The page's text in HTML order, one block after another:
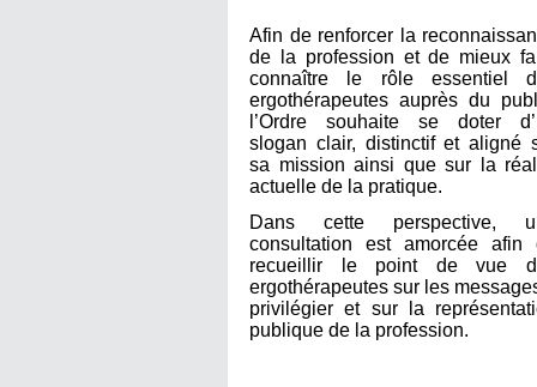
Afin de renforcer la
de la profession et de mieux
connaître le rôle essentiel
ergothérapeutes auprès du
l’Ordre souhaite se doter
slogan clair, distinctif et aligné
sa mission ainsi que sur la
actuelle de la pratique.
Dans cette perspective,
consultation est amorcée afin
recueillir le point de vue
ergothérapeutes sur les
privilégier et sur la
publique de la profession.